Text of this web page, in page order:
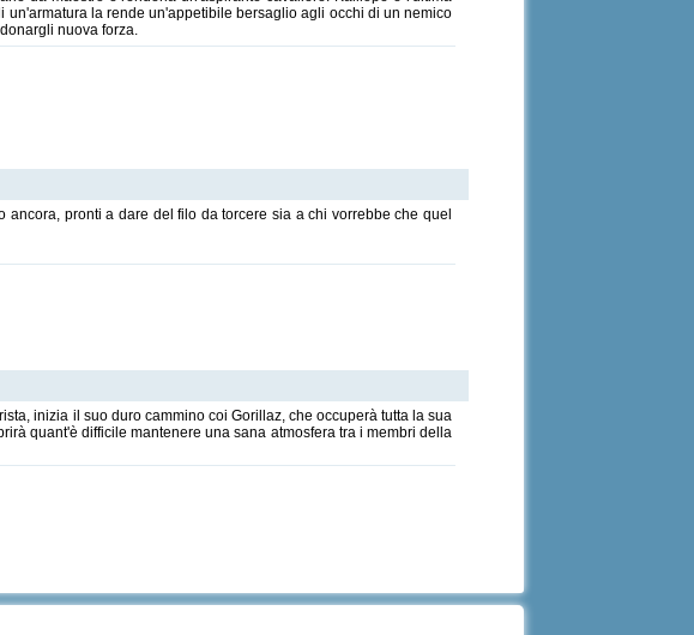
la rende un'appetibile bersaglio agli occhi di un nemico
nuova forza.
pronti a dare del filo da torcere sia a chi vorrebbe che quel
inizia il suo duro cammino coi Gorillaz, che occuperà tutta la sua
quant'è difficile mantenere una sana atmosfera tra i membri della